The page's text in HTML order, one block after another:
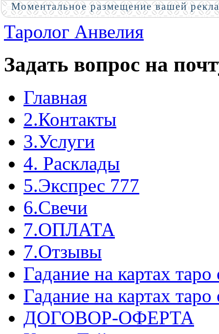
Таролог Анвелия
Задать вопрос на
Главная
2.Контакты
3.Услуги
4. Расклады
5.Экспрес 777
6.Свечи
7.ОПЛАТА
7.Отзывы
Гадание на картах
Гадание на картах
ДОГОВОР-ОФЕРТА
Моментальное размещение вашей